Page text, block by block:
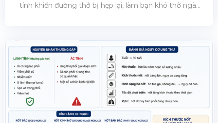
tính khiến đường thở bị hẹp lại, làm bạn khó thở ngày